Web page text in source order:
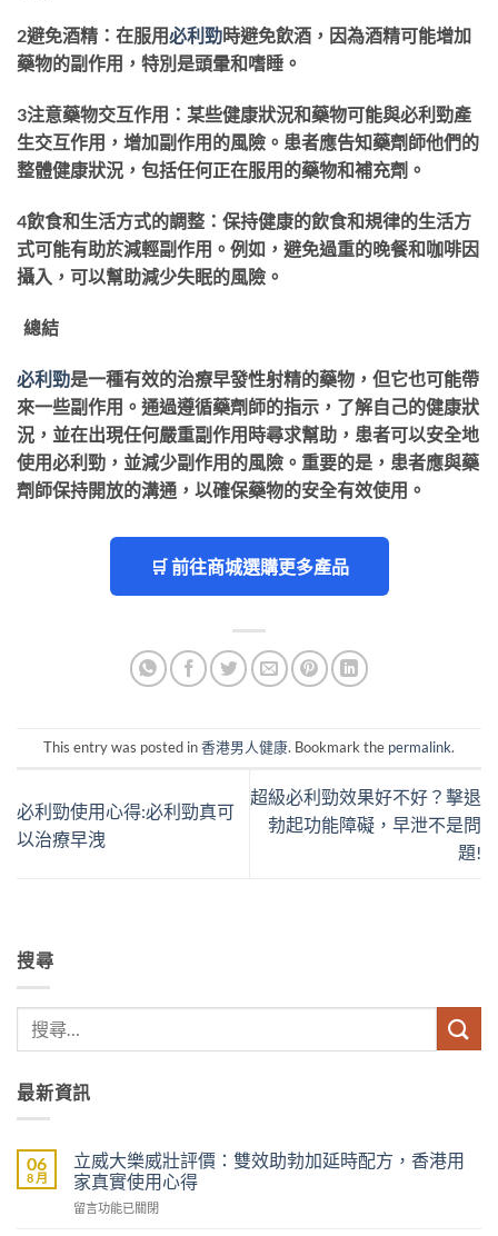
2避免酒精：在服用必利勁時避免飲酒，因為酒精可能增加
藥物的副作用，特別是頭暈和嗜睡。
3注意藥物交互作用：某些健康狀況和藥物可能與必利勁產
生交互作用，增加副作用的風險。患者應告知藥劑師他們的
整體健康狀況，包括任何正在服用的藥物和補充劑。
4飲食和生活方式的調整：保持健康的飲食和規律的生活方
式可能有助於減輕副作用。例如，避免過重的晚餐和咖啡因
攝入，可以幫助減少失眠的風險。
總結
必利勁是一種有效的治療早發性射精的藥物，但它也可能帶
來一些副作用。通過遵循藥劑師的指示，了解自己的健康狀
況，並在出現任何嚴重副作用時尋求幫助，患者可以安全地
使用必利勁，並減少副作用的風險。重要的是，患者應與藥
劑師保持開放的溝通，以確保藥物的安全有效使用。
🛒 前往商城選購更多產品
This entry was posted in香港男人健康. Bookmark the permalink.
必利勁使用心得:必利勁真可
以治療早洩
超級必利勁效果好不好？擊退
勃起功能障礙，早泄不是問
題!
搜尋
最新資訊
06
8 月
立威大樂威壯評價：雙效助勃加延時配方，香港用
家真實使用心得
在
留言功能已關閉